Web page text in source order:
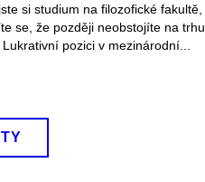
si studium na filozofické fakultě,
se, že později neobstojíte na trhu
pozici v mezinárodní...